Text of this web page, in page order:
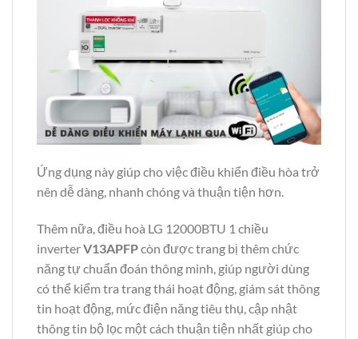
Ứng dụng này giúp cho việc điều khiển điều hòa trở
nên dễ dàng, nhanh chóng và thuận tiện hơn.
Thêm nữa, điều hoà LG 12000BTU 1 chiều
inverterV13APFPcòn được trang bị thêm chức
năng tự chuẩn đoán thông minh, giúp người dùng
có thể kiểm tra trang thái hoạt động, giám sát thông
tin hoạt động, mức điện năng tiêu thụ, cập nhật
thông tin bộ lọc một cách thuận tiện nhất giúp cho